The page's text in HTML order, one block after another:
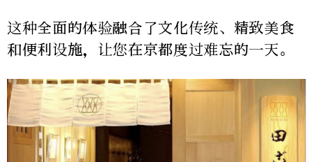
这种全面的体验融合了文化传统、精致美食
和便利设施，让您在京都度过难忘的一天。